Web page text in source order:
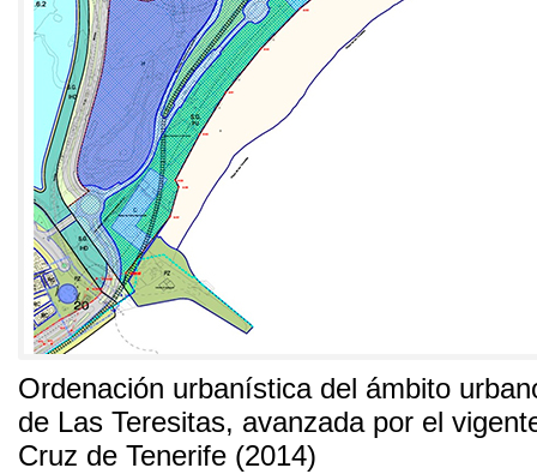
Ordenación urbanística del ámbito
de Las Teresitas, avanzada por el
Cruz de Tenerife (2014)